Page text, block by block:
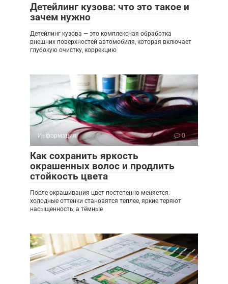
Детейлинг кузова: что это такое и
зачем нужно
Детейлинг кузова — это комплексная обработка
внешних поверхностей автомобиля, которая включает
глубокую очистку, коррекцию
Информация 0
Как сохранить яркость
окрашенных волос и продлить
стойкость цвета
После окрашивания цвет постепенно меняется:
холодные оттенки становятся теплее, яркие теряют
насыщенность, а тёмные